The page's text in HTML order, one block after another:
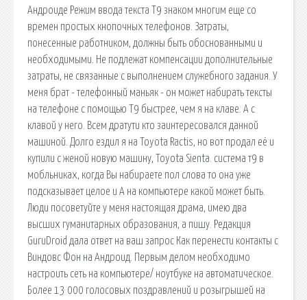
Андроиде Режим ввода текста Т9 знаком многим еще со
времен простых кнопочных телефонов. Затраты,
понесенные работником, должны быть обоснованными и
необходимыми. Не подлежат компенсации дополнительные
затраты, не связанные с выполнением служебного задания. У
меня брат - телефонный маньяк - он может набирать тексты
на телефоне с помощью Т9 быстрее, чем я на клаве. А с
клавой у него. Всем дратути кто заинтересовался данной
машиной. Долго ездил я на Toyota Ractis, но вот продал её и
купили с женой новую машину, Toyota Sienta. система т9 в
мобльниках, когда Вы набираете пол слова то она уже
подсказывает целое и А на компьютере какой может быть.
Люди посоветуйте у меня настоящая драма, имею два
высших гуманитарных образования, а пишу. Редакция
GuruDroid дала ответ на ваш запрос Как перенести контакты с
Виндовс Фон на Андроид. Первым делом необходимо
настроить сеть на компьютере/ ноутбуке на автоматическое.
Более 13 000 голосовых поздравлений и розыгрышей на